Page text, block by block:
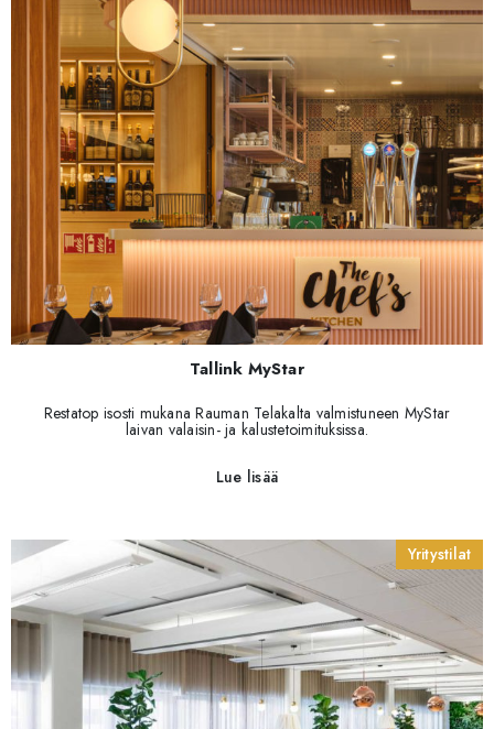
Tallink MyStar
Restatop isosti mukana Rauman Telakalta valmistuneen MyStar
laivan valaisin- ja kalustetoimituksissa.
Lue lisää
Yritystilat